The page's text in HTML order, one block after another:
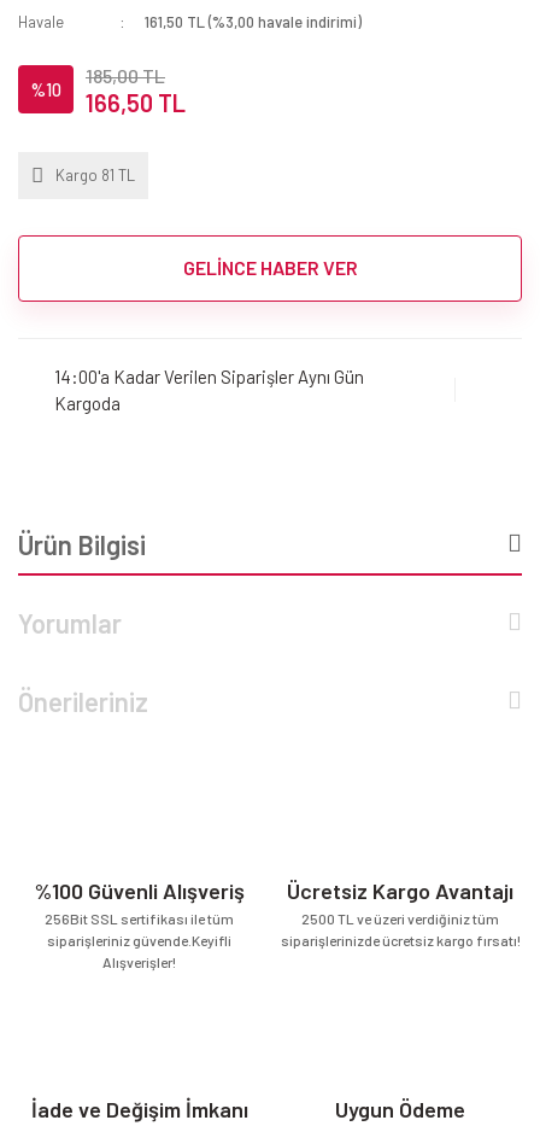
Havale
161,50 TL (%3,00 havale indirimi)
%10
185,00 TL
166,50 TL
Kargo 81 TL
GELİNCE HABER VER
14:00'a Kadar Verilen Siparişler Aynı Gün
Kargoda
Ürün Bilgisi
Yorumlar
Önerileriniz
%100 Güvenli Alışveriş
256Bit SSL sertifikası ile tüm
siparişleriniz güvende.Keyifli
Alışverişler!
Ücretsiz Kargo Avantajı
2500 TL ve üzeri verdiğiniz tüm
siparişlerinizde ücretsiz kargo fırsatı!
İade ve Değişim İmkanı
Uygun Ödeme